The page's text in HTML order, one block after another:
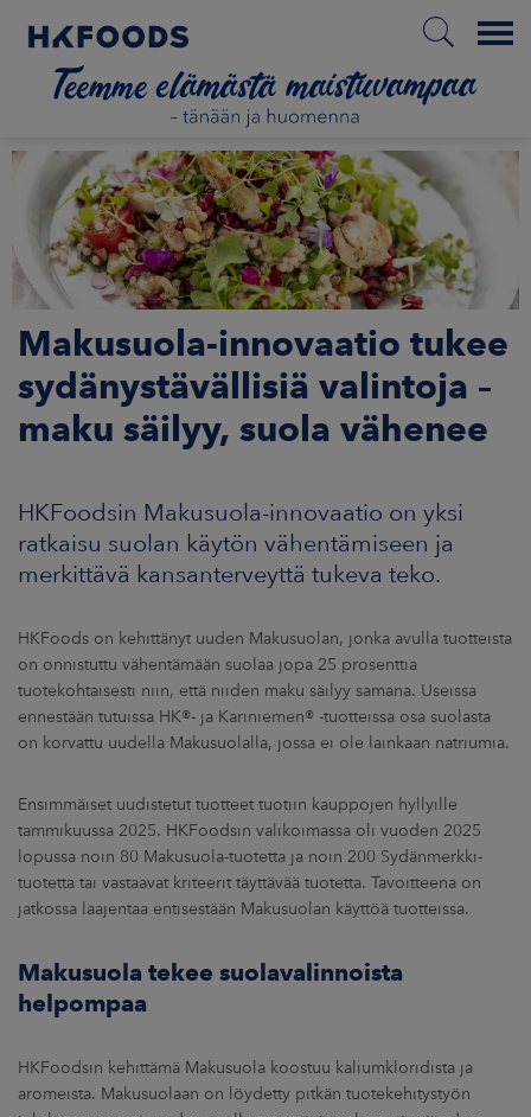
Menu
ETUSIVU
MEISTÄ
UUTISHUONE
Makusuola-innovaatio tukee
sydänystävällisiä valintoja –
maku säilyy, suola vähenee
HKFoodsin Makusuola-innovaatio on yksi
ratkaisu suolan käytön vähentämiseen ja
merkittävä kansanterveyttä tukeva teko.
HKFoods on kehittänyt uuden Makusuolan, jonka avulla tuotteista
on onnistuttu vähentämään suolaa jopa 25 prosenttia
tuotekohtaisesti niin, että niiden maku säilyy samana. Useissa
ennestään tutuissa HK®- ja Kariniemen® -tuotteissa osa suolasta
on korvattu uudella Makusuolalla, jossa ei ole lainkaan natriumia.
Ensimmäiset uudistetut tuotteet tuotiin kauppojen hyllyille
tammikuussa 2025. HKFoodsin valikoimassa oli vuoden 2025
lopussa noin 80 Makusuola-tuotetta ja noin 200 Sydänmerkki-
tuotetta tai vastaavat kriteerit täyttävää tuotetta. Tavoitteena on
jatkossa laajentaa entisestään Makusuolan käyttöä tuotteissa.
Makusuola tekee suolavalinnoista
helpompaa
HKFoodsin kehittämä Makusuola koostuu kaliumkloridista ja
aromeista. Makusuolaan on löydetty pitkän tuotekehitystyön